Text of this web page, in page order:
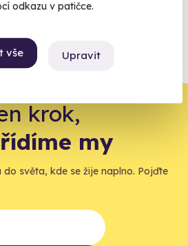
odkazu v patičce.
vše Upravit
zážitkových
krok,
my
světa, kde se žije naplno. Pojďte